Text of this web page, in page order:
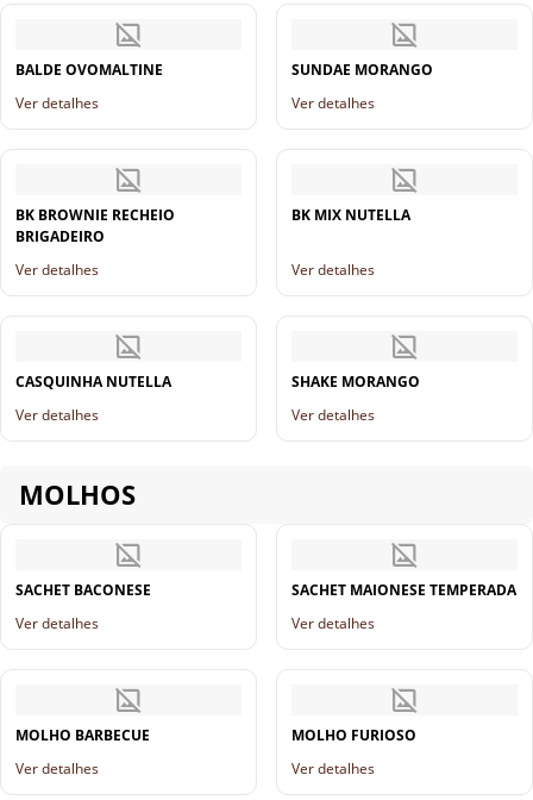
BALDE OVOMALTINE
Ver detalhes
SUNDAE MORANGO
Ver detalhes
BK BROWNIE RECHEIO
BRIGADEIRO
Ver detalhes
BK MIX NUTELLA
Ver detalhes
CASQUINHA NUTELLA
Ver detalhes
SHAKE MORANGO
Ver detalhes
MOLHOS
SACHET BACONESE
Ver detalhes
SACHET MAIONESE TEMPERADA
Ver detalhes
MOLHO BARBECUE
Ver detalhes
MOLHO FURIOSO
Ver detalhes